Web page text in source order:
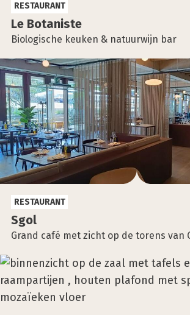
Le Bota­nis­te
Biologische keuken & natuurwijn bar
RESTAURANT
Sgol
Grand café met zicht op de torens van
RESTAURANT